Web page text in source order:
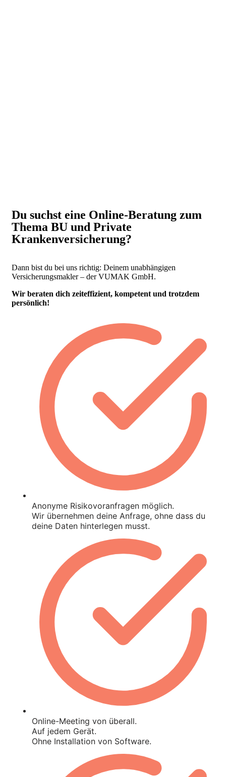
Du suchst eine Online-Beratung zum
Thema BU und Private
Krankenversicherung?
Dann bist du bei uns richtig: Deinem unabhängigen
Versicherungsmakler – der VUMAK GmbH.
Wir beraten dich zeiteffizient, kompetent und trotzdem
persönlich!
Anonyme Risikovoranfragen möglich.
Wir übernehmen deine Anfrage, ohne dass du
deine Daten hinterlegen musst.
Online-Meeting von überall.
Auf jedem Gerät.
Ohne Installation von Software.